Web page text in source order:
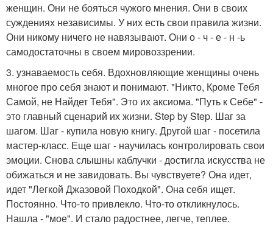
женщин. Они не бояться чужого мнения. Они в своих
суждениях независимы. У них есть свои правила жизни.
Они никому ничего не навязывают. Они о - ч - е - н -ь
самодостаточны в своем мировоззрении.
3. узнаваемость себя. Вдохновляющие женщины очень
многое про себя знают и понимают. "Никто, Кроме Тебя
Самой, не Найдет Тебя". Это их аксиома. "Путь к Себе" -
это главный сценарий их жизни. Step by Step. Шаг за
шагом. Шаг - купила новую книгу. Другой шаг - посетила
мастер-класс. Еще шаг - научилась контролировать свои
эмоции. Снова слышны каблучки - достигла искусства не
обижаться и не завидовать. Вы чувствуете? Она идет,
идет "Легкой Джазовой Походкой". Она себя ищет.
Постоянно. Что-то привлекло. Что-то откликнулось.
Нашла - "мое". И стало радостнее, легче, теплее.